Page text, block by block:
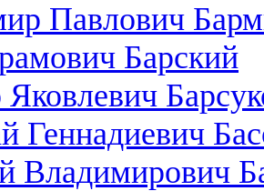
Павлович
Барский
Геннадиевич
Владимирович